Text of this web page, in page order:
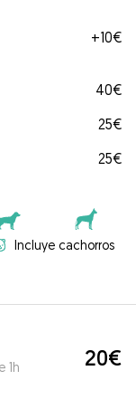
+10€
40€
25€
25€
Incluye cachorros
1h 20€